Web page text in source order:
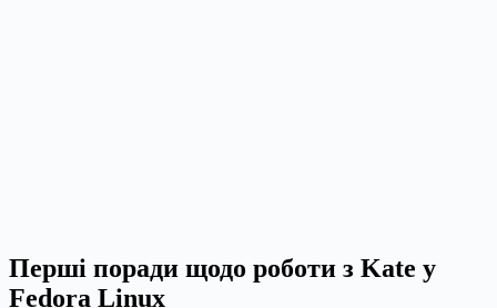
Перші поради щодо роботи з Kate у
Fedora Linux